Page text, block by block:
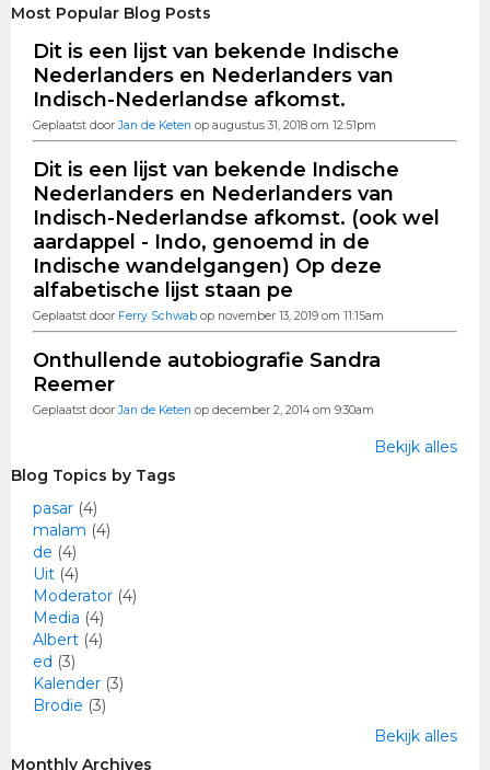
Most Popular Blog Posts
Dit is een lijst van bekende Indische
Nederlanders en Nederlanders van
Indisch-Nederlandse afkomst.
Geplaatst door Jan de Keten op augustus 31, 2018 om 12:51pm
Dit is een lijst van bekende Indische
Nederlanders en Nederlanders van
Indisch-Nederlandse afkomst. (ook wel
aardappel - Indo, genoemd in de
Indische wandelgangen) Op deze
alfabetische lijst staan pe
Geplaatst door Ferry Schwab op november 13, 2019 om 11:15am
Onthullende autobiografie Sandra
Reemer
Geplaatst door Jan de Keten op december 2, 2014 om 9:30am
Bekijk alles
Blog Topics by Tags
pasar (4)
malam (4)
de (4)
Uit (4)
Moderator (4)
Media (4)
Albert (4)
ed (3)
Kalender (3)
Brodie (3)
Bekijk alles
Monthly Archives